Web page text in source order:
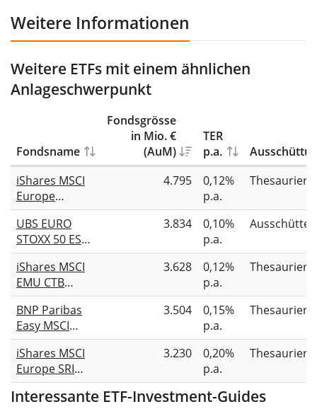
Weitere Informationen
Weitere ETFs mit einem ähnlichen
Anlageschwerpunkt
Fondsname
Fondsgrösse
in Mio. €
(AuM)
TER
p.a.
iShares MSCI
Europe
Screened
UCITS ETF EUR
(Acc)
4.795
0,12%
p.a.
UBS EURO
STOXX 50 ESG
UCITS ETF EUR
dis
3.834
0,10%
p.a.
iShares MSCI
EMU CTB
Enhanced ESG
UCITS ETF EUR
(Acc)
3.628
0,12%
p.a.
BNP Paribas
Easy MSCI
Europe Min TE
UCITS ETF
3.504
0,15%
p.a.
iShares MSCI
Europe SRI
UCITS ETF
(Acc)
3.230
0,20%
p.a.
Interessante ETF-Investment-Guides